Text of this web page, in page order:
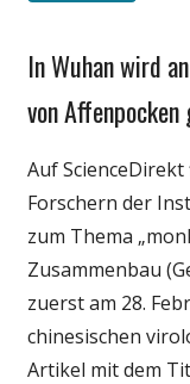
Gesellschaft
Medien
Wirtschaft
Wissenschaft
In Wuhan wird
von
Auf
Forschern der
zum Thema
Zusammenbau
zuerst am 28.
chinesischen
Artikel mit dem